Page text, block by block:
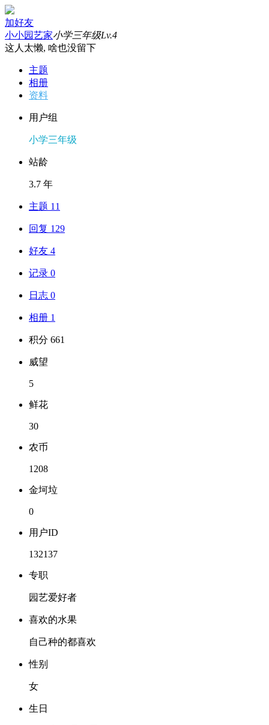
加好友
小小园艺家小学三年级Lv.4
这人太懒, 啥也没留下
主题
相册
资料
用户组
小学三年级
站龄
3.7 年
主题 11
回复 129
好友 4
记录 0
日志 0
相册 1
积分 661
威望
5
鲜花
30
农币
1208
金坷垃
0
用户ID
132137
专职
园艺爱好者
喜欢的水果
自己种的都喜欢
性别
女
生日